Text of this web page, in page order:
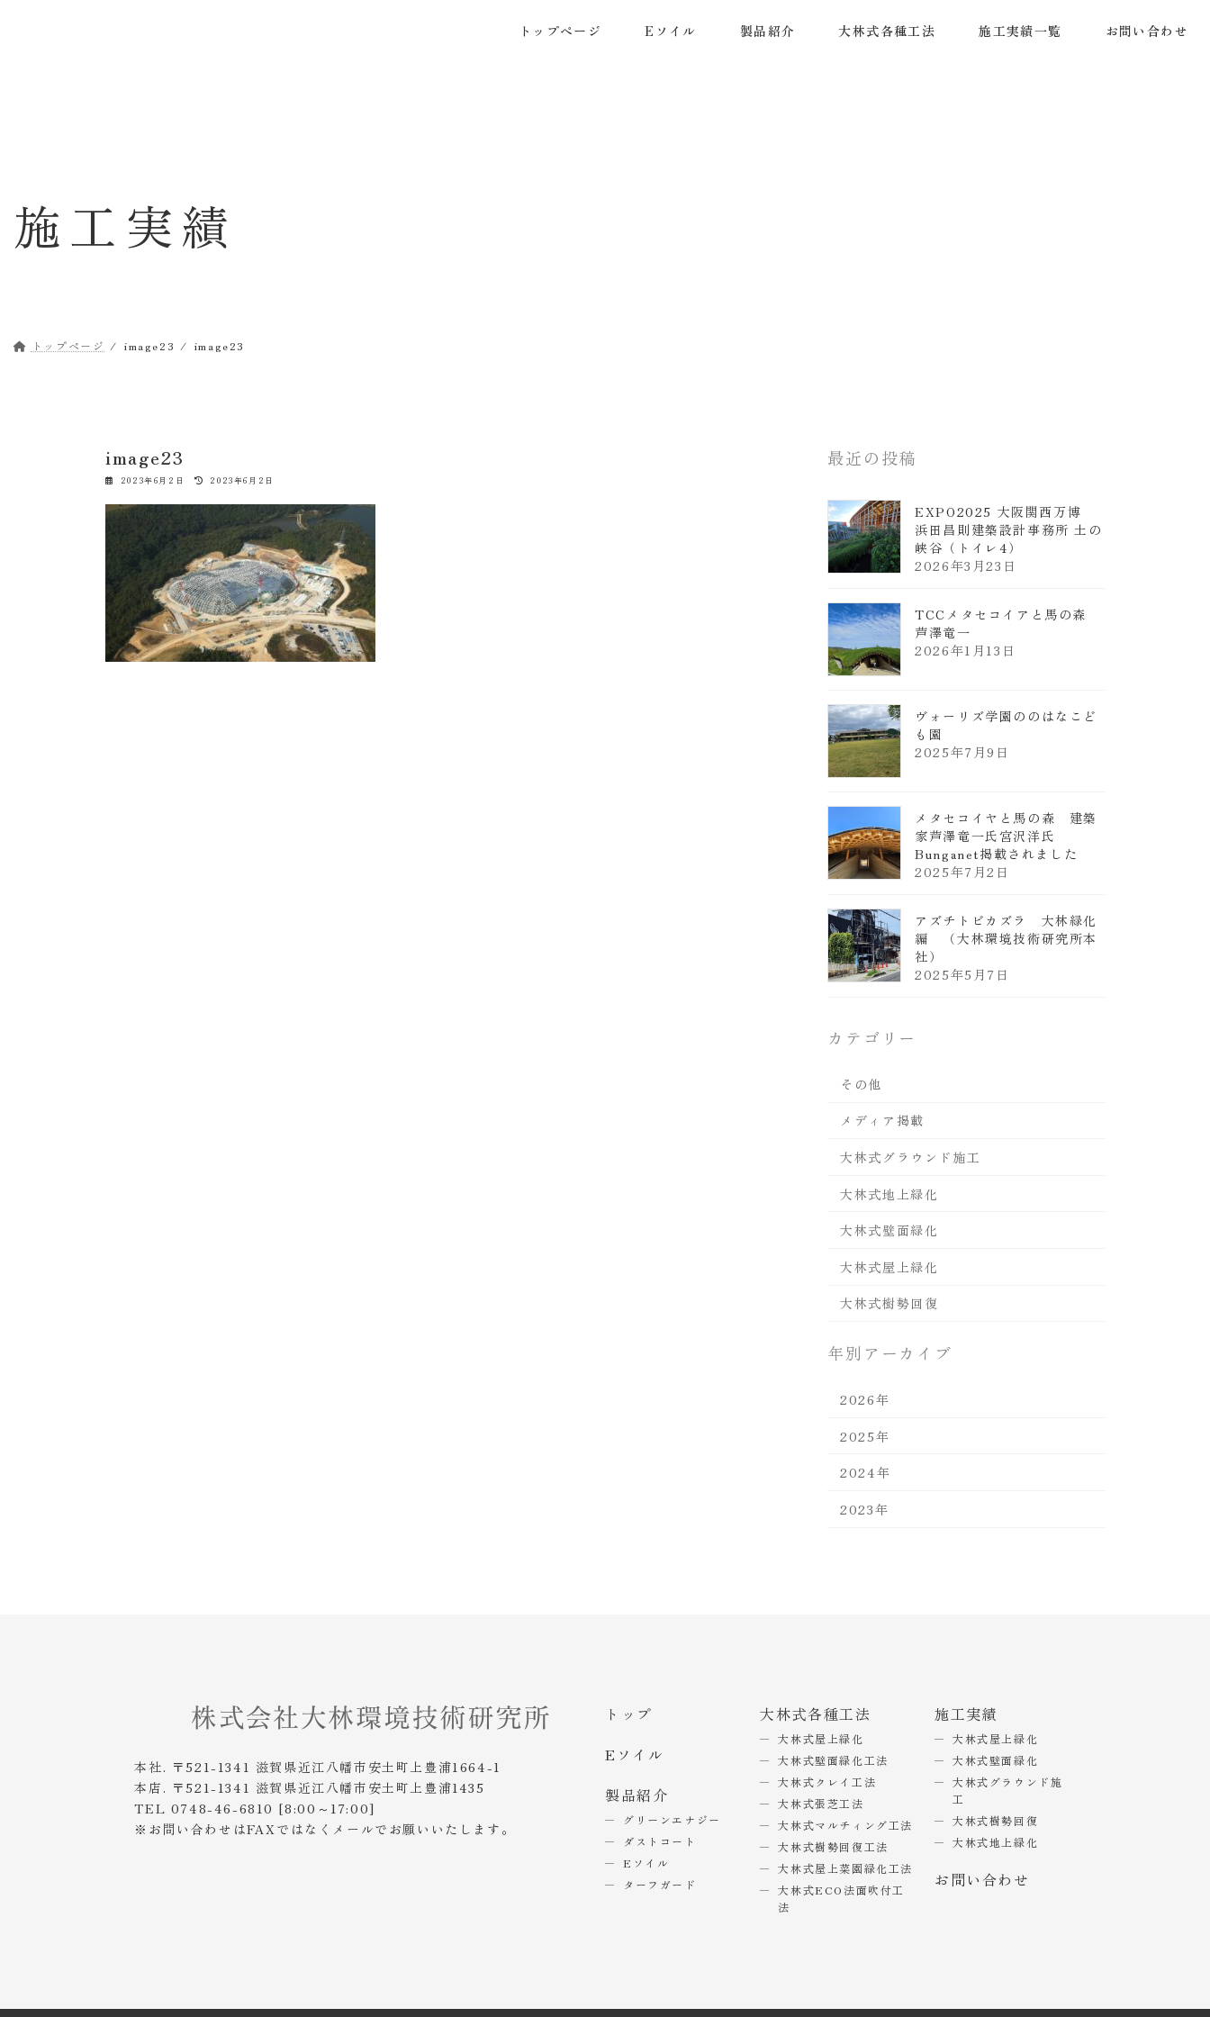
トップページ Eソイル 製品紹介 大林式各種工法 施工実績一覧 お問い合わせ
施工実績
トップページ image23 image23
image23
2023年6月2日
最
更
時
:
2023年6月2日
最近の投稿
EXPO2025 大阪関西万博
浜田昌則建築設計事務所 土の
峡谷（トイレ4）
2026年3月23日
TCCメタセコイアと馬の森
芦澤竜一
2026年1月13日
ヴォーリズ学園ののはなこど
も園
2025年7月9日
メタセコイヤと馬の森 建築
家芦澤竜一氏宮沢洋氏
Bunganet掲載されました
2025年7月2日
アズチトビカズラ 大林緑化
編 （大林環境技術研究所本
社）
2025年5月7日
カテゴリー
その他
メディア掲載
大林式グラウンド施工
大林式地上緑化
大林式壁面緑化
大林式屋上緑化
大林式樹勢回復
年別アーカイブ
2026年
2025年
2024年
2023年
本社. 〒521-1341 滋賀県近江八幡市安土町上豊浦1664-1
本店. 〒521-1341 滋賀県近江八幡市安土町上豊浦1435
TEL 0748-46-6810 [8:00～17:00]
※お問い合わせはFAXではなくメールでお願いいたします。
トップ
Eソイル
製品紹介
グリーンエナジー
ダストコート
Eソイル
ターフガード
大林式各種工法
大林式屋上緑化
大林式壁面緑化工法
大林式クレイ工法
大林式張芝工法
大林式マルチィング工法
大林式樹勢回復工法
大林式屋上菜園緑化工法
大林式ECO法面吹付工
法
施工実績
大林式屋上緑化
大林式壁面緑化
大林式グラウンド施
工
大林式樹勢回復
大林式地上緑化
お問い合わせ